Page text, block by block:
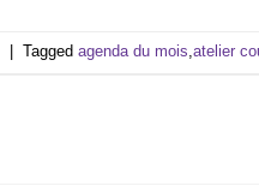
Taggedagenda du mois,atelier